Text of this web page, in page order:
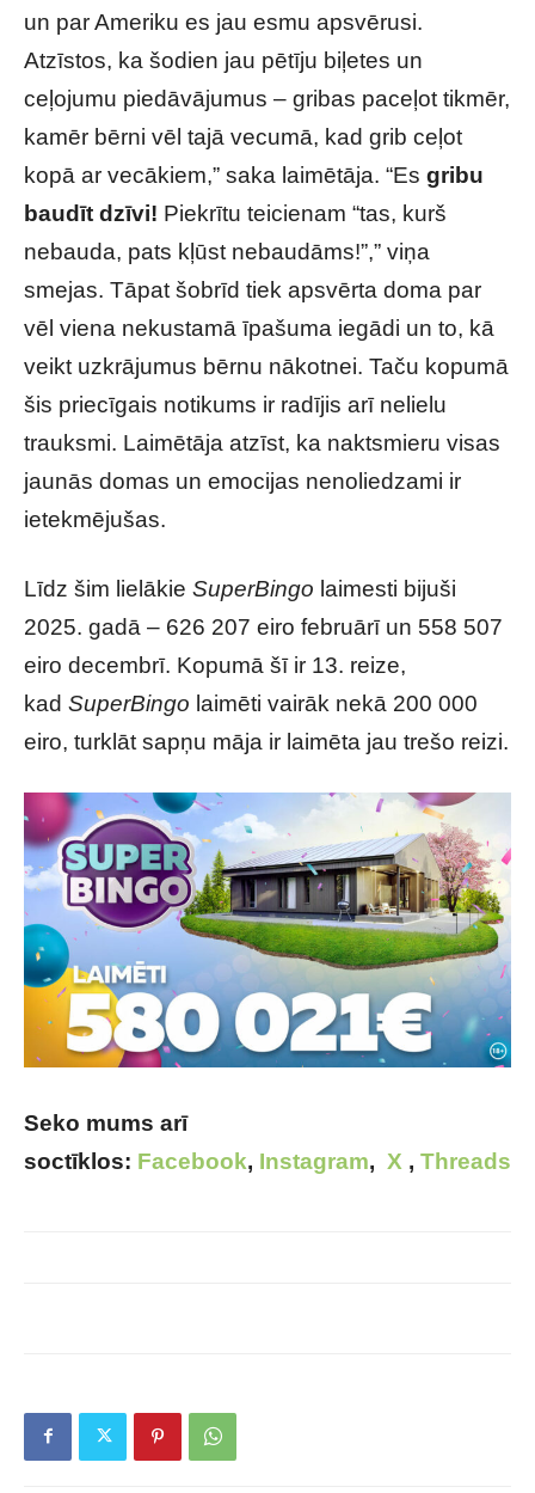
un par Ameriku es jau esmu apsvērusi.
Atzīstos, ka šodien jau pētīju biļetes un
ceļojumu piedāvājumus – gribas paceļot tikmēr,
kamēr bērni vēl tajā vecumā, kad grib ceļot
kopā ar vecākiem,” saka laimētāja. “Es gribu
baudīt dzīvi! Piekrītu teicienam “tas, kurš
nebauda, pats kļūst nebaudāms!”,” viņa
smejas. Tāpat šobrīd tiek apsvērta doma par
vēl viena nekustamā īpašuma iegādi un to, kā
veikt uzkrājumus bērnu nākotnei. Taču kopumā
šis priecīgais notikums ir radījis arī nelielu
trauksmi. Laimētāja atzīst, ka naktsmieru visas
jaunās domas un emocijas nenoliedzami ir
ietekmējušas.
Līdz šim lielākie SuperBingo laimesti bijuši
2025. gadā – 626 207 eiro februārī un 558 507
eiro decembrī. Kopumā šī ir 13. reize,
kad SuperBingo laimēti vairāk nekā 200 000
eiro, turklāt sapņu māja ir laimēta jau trešo reizi.
Seko mums arī
soctīklos: Facebook, Instagram, X , Threads